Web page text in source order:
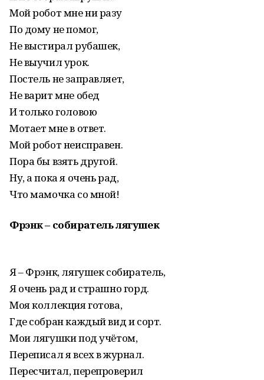
Мой робот мне ни разу
По дому не помог,
Не выстирал рубашек,
Не выучил урок.
Постель не заправляет,
Не варит мне обед
И только головою
Мотает мне в ответ.
Мой робот неисправен.
Пора бы взять другой.
Ну, а пока я очень рад,
Что мамочка со мной!
Фрэнк – собиратель лягушек
Я – Фрэнк, лягушек собиратель,
Я очень рад и страшно горд.
Моя коллекция готова,
Где собран каждый вид и сорт.
Мои лягушки под учётом,
Переписал я всех в журнал.
Пересчитал, перепроверил